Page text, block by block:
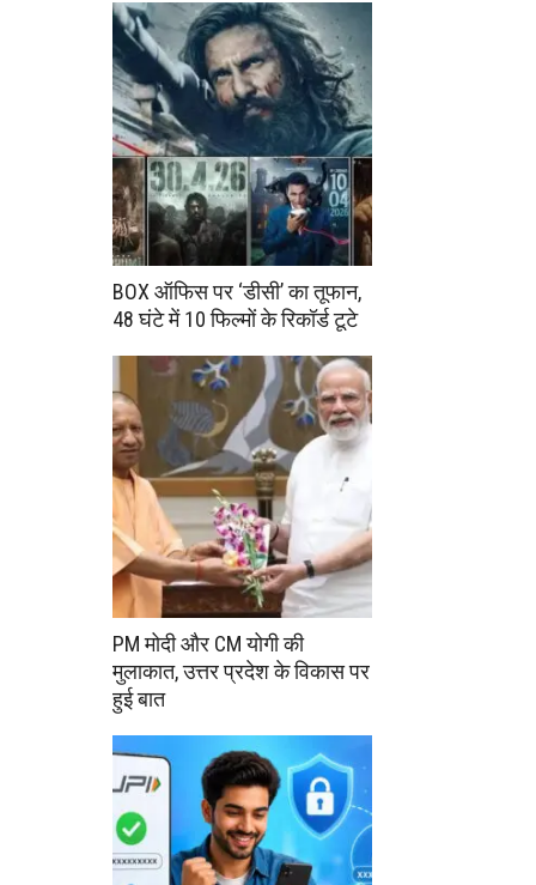
BOX ऑफिस पर ‘डीसी’ का तूफान,
48 घंटे में 10 फिल्मों के रिकॉर्ड टूटे
PM मोदी और CM योगी की
मुलाकात, उत्तर प्रदेश के विकास पर
हुई बात